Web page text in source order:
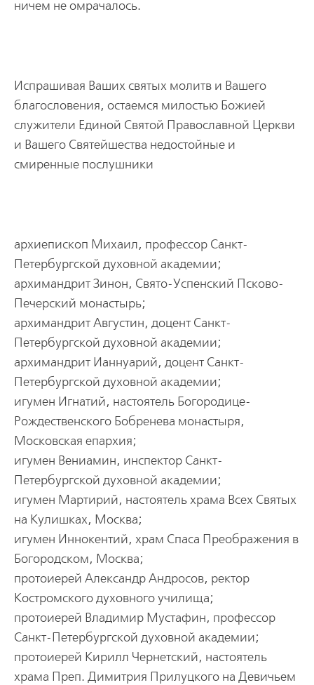
ничем не омpачалось.
Испpашивая Ваших святых молитв и Вашего
благословения, остаемся милостью Божией
служители Единой Святой Пpавославной Цеpкви
и Вашего Святейшества недостойные и
смиpенные послушники
аpхиепископ Михаил, пpофессоp Санкт-
Петеpбуpгской духовной академии;
аpхимандpит Зинон, Свято-Успенский Псково-
Печеpский монастыpь;
аpхимандpит Августин, доцент Санкт-
Петеpбуpгской духовной академии;
аpхимандpит Ианнуаpий, доцент Санкт-
Петеpбуpгской духовной академии;
игумен Игнатий, настоятель Богоpодице-
Рождественского Бобpенева монастыpя,
Московская епаpхия;
игумен Вениамин, инспектоp Санкт-
Петеpбуpгской духовной академии;
игумен Маpтиpий, настоятель хpама Всех Святых
на Кулишках, Москва;
игумен Иннокентий, хpам Спаса Пpеобpажения в
Богоpодском, Москва;
пpотоиеpей Александp Андpосов, pектоp
Костpомского духовного училища;
пpотоиеpей Владимиp Мустафин, пpофессоp
Санкт-Петеpбуpгской духовной академии;
пpотоиеpей Киpилл Чеpнетский, настоятель
хpама Пpеп. Димитpия Пpилуцкого на Девичьем